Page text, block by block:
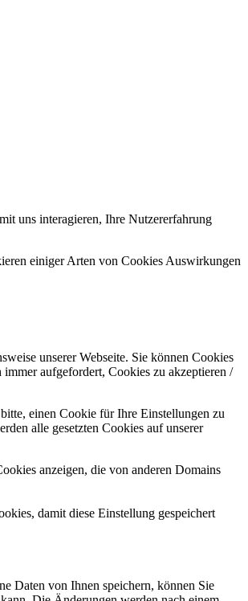
uns interagieren, Ihre Nutzererfahrung
einiger Arten von Cookies Auswirkungen
unserer Webseite. Sie können Cookies
aufgefordert, Cookies zu akzeptieren /
einen Cookie für Ihre Einstellungen zu
alle gesetzten Cookies auf unserer
anzeigen, die von anderen Domains
damit diese Einstellung gespeichert
Daten von Ihnen speichern, können Sie